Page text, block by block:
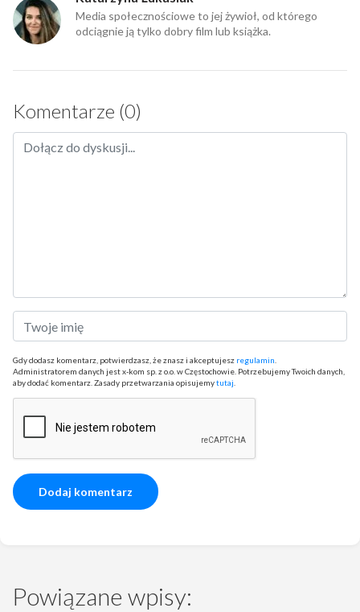
Media społecznościowe to jej żywioł, od którego
odciągnie ją tylko dobry film lub książka.
Komentarze (0)
Gdy dodasz komentarz, potwierdzasz, że znasz i akceptujesz regulamin.
Administratorem danych jest x-kom sp. z o.o. w Częstochowie. Potrzebujemy Twoich danych,
aby dodać komentarz. Zasady przetwarzania opisujemytutaj.
Powiązane wpisy: